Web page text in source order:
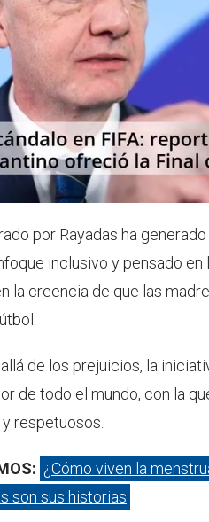
por Rayadas ha
inclusivo y pensado en
la creencia de que las
de los prejuicios, la
de todo el mundo, con la
respetuosos.
¿Cómo viven la
son sus historias